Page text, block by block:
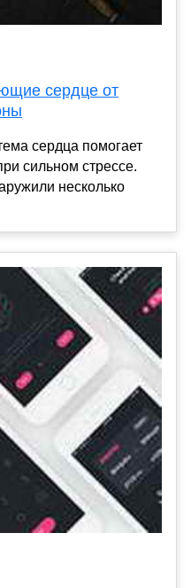
сердце от
сердца помогает
сильном стрессе.
несколько